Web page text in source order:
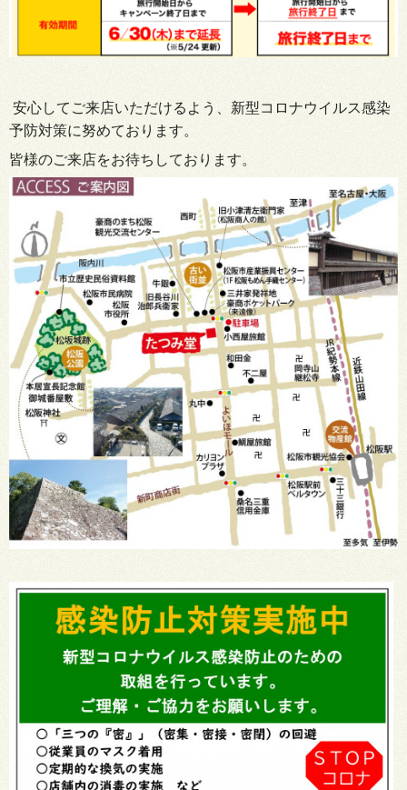
安心してご来店いただけるよう、新型コロナウイルス感染
予防対策に努めております。
皆様のご来店をお待ちしております。